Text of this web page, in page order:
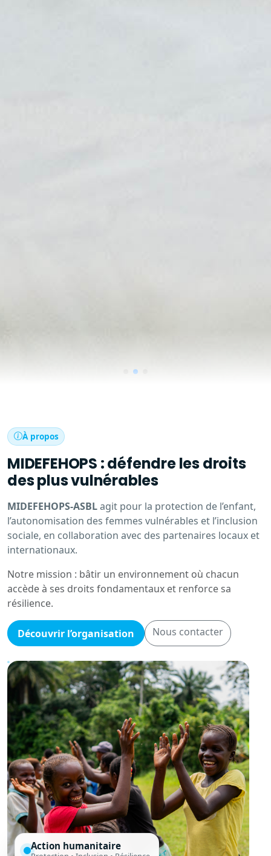
À propos
MIDEFEHOPS : défendre les droits
des plus vulnérables
MIDEFEHOPS-ASBLagit pour la protection de l’enfant,
l’autonomisation des femmes vulnérables et l’inclusion
sociale, en collaboration avec des partenaires locaux et
internationaux.
Notre mission : bâtir un environnement où chacun
accède à ses droits fondamentaux et renforce sa
résilience.
Découvrir l’organisation Nous contacter
Action humanitaire